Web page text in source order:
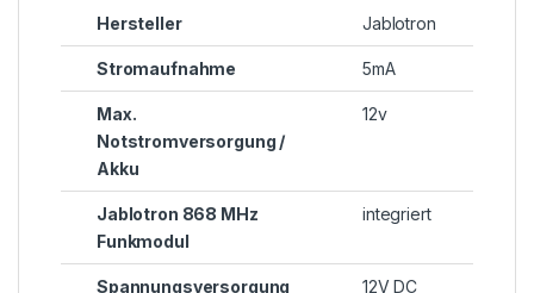
Hersteller Jablotron
Stromaufnahme 5mA
Max.
Notstromversorgung /
Akku
12v
Jablotron 868 MHz
Funkmodul
integriert
Spannungsversorgung
12V DC